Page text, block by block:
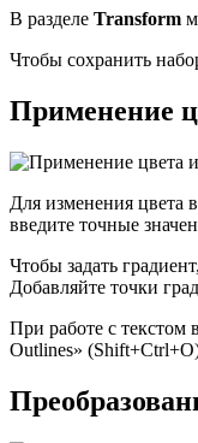
В разделе Transform
Чтобы сохранить
Применение
Для изменения цвета
введите точные
Чтобы задать
Добавляйте точки
При работе с текстом
Outlines»